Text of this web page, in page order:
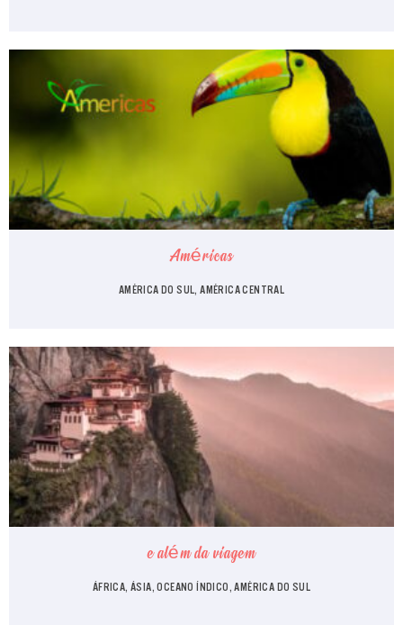
Américas
AMÉRICA DO SUL, AMÉRICA CENTRAL
e além da viagem
ÁFRICA, ÁSIA, OCEANO ÍNDICO, AMÉRICA DO SUL